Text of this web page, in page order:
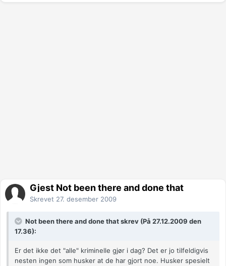
Gjest Not been there and done that
Skrevet 27. desember 2009
Not been there and done that skrev (På 27.12.2009 den
17.36):
Er det ikke det "alle" kriminelle gjør i dag? Det er jo tilfeldigvis
nesten ingen som husker at de har gjort noe. Husker spesielt